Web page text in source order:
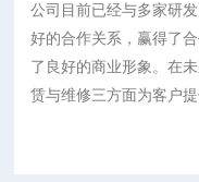
公司目前已经与多家研
好的合作关系，赢得了
了良好的商业形象。在
赁与维修三方面为客户提